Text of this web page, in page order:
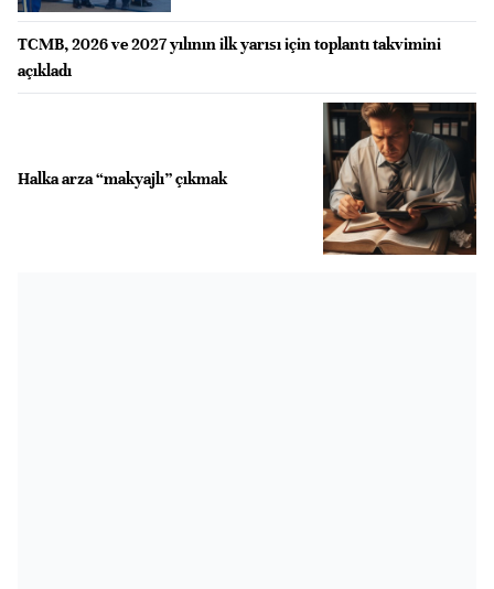
TCMB, 2026 ve 2027 yılının ilk yarısı için toplantı takvimini
açıkladı
Halka arza “makyajlı” çıkmak